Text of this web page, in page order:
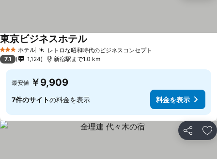
3 ホテルのランク
ホテル レトロな昭和時代のビジネスコンセプト
東京ビジネスホテル
7.1 1,124 新宿駅まで1.0 km
最安値 ￥9,909
7件のサイトの料金を表示 料金を表示
シェア お